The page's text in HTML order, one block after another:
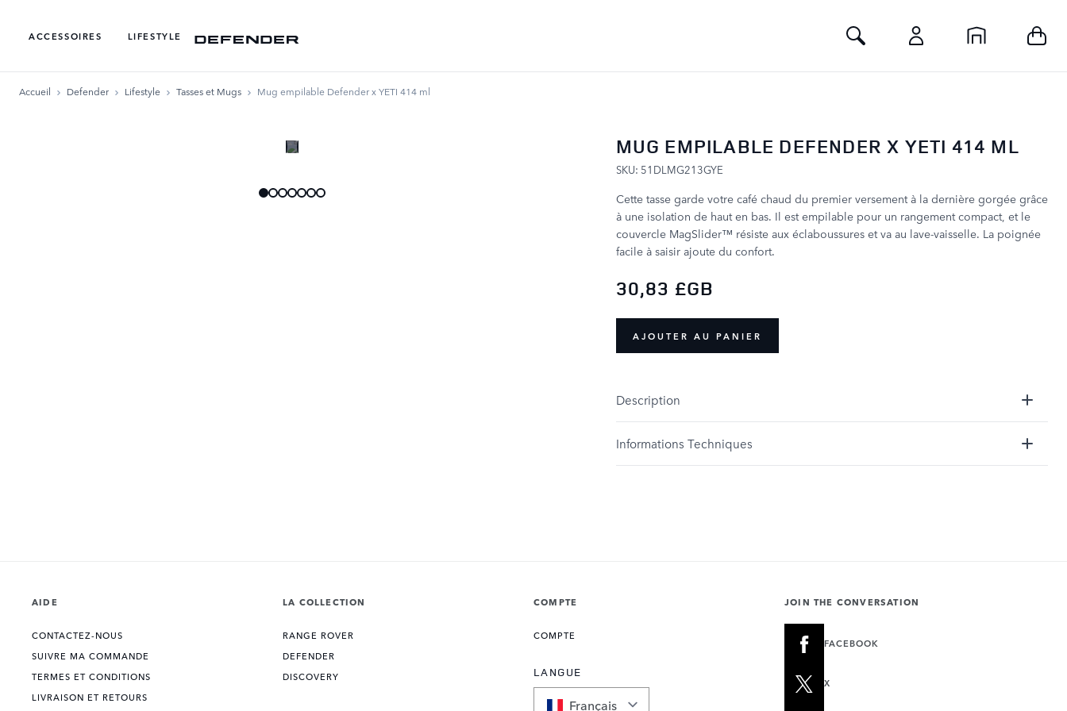
ACCESSOIRES
LIFESTYLE Toggle Search
Accueil Defender Lifestyle Tasses et Mugs Mug empilable Defender x YETI 414 ml
MUG EMPILABLE DEFENDER X YETI 414 ML
SKU: 51DLMG213GYE
Cette tasse garde votre café chaud du premier versement à la dernière gorgée grâce
à une isolation de haut en bas. Il est empilable pour un rangement compact, et le
couvercle MagSlider™ résiste aux éclaboussures et va au lave-vaisselle. La poignée
facile à saisir ajoute du confort.
30,83 £GB
AJOUTER AU PANIER
Description
Informations Techniques
AIDE
CONTACTEZ-NOUS
SUIVRE MA COMMANDE
TERMES ET CONDITIONS
LIVRAISON ET RETOURS
LA COLLECTION
RANGE ROVER
DEFENDER
DISCOVERY
COMPTE
COMPTE
LANGUE
Français
JOIN THE CONVERSATION
FACEBOOK
X